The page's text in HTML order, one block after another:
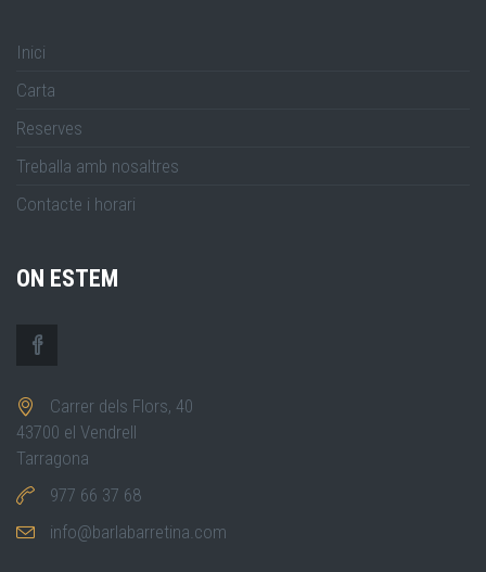
Inici
Carta
Reserves
Treballa amb nosaltres
Contacte i horari
ON ESTEM
Carrer dels Flors, 40
43700 el Vendrell
Tarragona
977 66 37 68
info@barlabarretina.com